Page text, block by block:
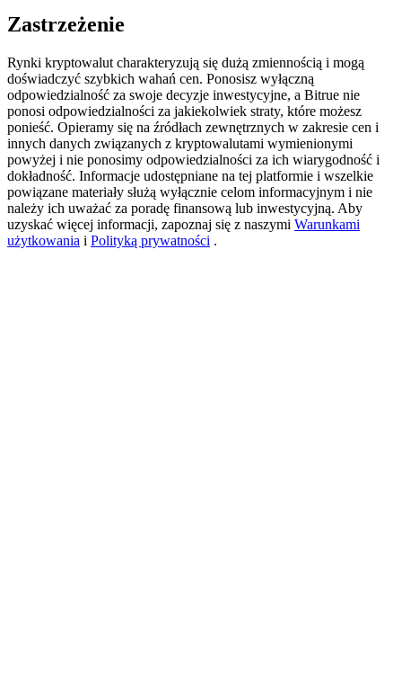
Share 500000 CASHCAT prize pool
Exclusive for BitMart Users
Register & Trade to Win 500,000 USDT
Precious Metals Trading Carnival
Trade Gold & Silver · 33,333 USDT Bonus
Zastrzeżenie
Rynki kryptowalut charakteryzują się dużą zmiennością i mogą
doświadczyć szybkich wahań cen. Ponosisz wyłączną
odpowiedzialność za swoje decyzje inwestycyjne, a Bitrue nie
ponosi odpowiedzialności za jakiekolwiek straty, które możesz
ponieść. Opieramy się na źródłach zewnętrznych w zakresie cen i
innych danych związanych z kryptowalutami wymienionymi
powyżej i nie ponosimy odpowiedzialności za ich wiarygodność i
dokładność. Informacje udostępniane na tej platformie i wszelkie
powiązane materiały służą wyłącznie celom informacyjnym i nie
należy ich uważać za poradę finansową lub inwestycyjną. Aby
uzyskać więcej informacji, zapoznaj się z naszymi Warunkami
użytkowania i Polityką prywatności .